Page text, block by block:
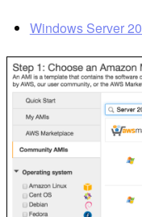
Windows Server